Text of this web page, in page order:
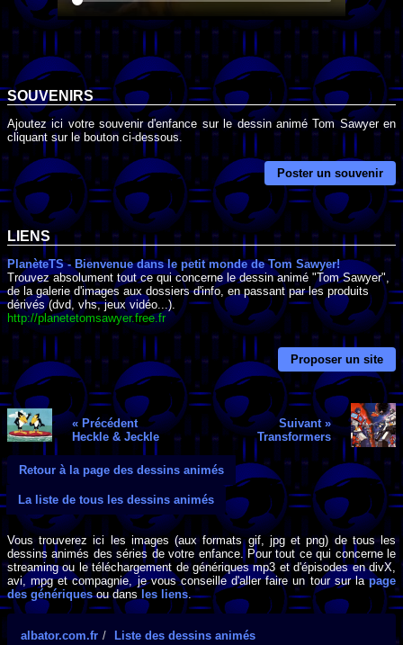
SOUVENIRS
Ajoutez ici votre souvenir d'enfance sur le dessin animé Tom Sawyer en
cliquant sur le bouton ci-dessous.
Poster un souvenir
LIENS
PlanèteTS - Bienvenue dans le petit monde de Tom Sawyer!
Trouvez absolument tout ce qui concerne le dessin animé "Tom Sawyer",
de la galerie d'images aux dossiers d'info, en passant par les produits
dérivés (dvd, vhs, jeux vidéo...).
http://planetetomsawyer.free.fr
Proposer un site
« Précédent
Heckle & Jeckle
Suivant »
Transformers
Retour à la page des dessins animés
La liste de tous les dessins animés
Vous trouverez ici les images (aux formats gif, jpg et png) de tous les
dessins animés des séries de votre enfance. Pour tout ce qui concerne le
streaming ou le téléchargement de génériques mp3 et d'épisodes en divX,
avi, mpg et compagnie, je vous conseille d'aller faire un tour sur lapage
des génériquesou dans les liens.
albator.com.fr Liste des dessins animés